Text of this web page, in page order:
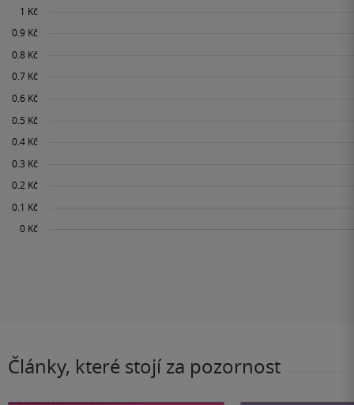
Články, které stojí za pozornost